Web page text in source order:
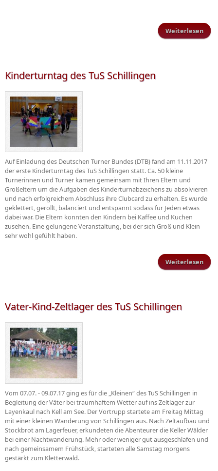
Weiterlesen
Kinderturntag des TuS Schillingen
Auf Einladung des Deutschen Turner Bundes (DTB) fand am 11.11.2017
der erste Kinderturntag des TuS Schillingen statt. Ca. 50 kleine
Turnerinnen und Turner kamen gemeinsam mit Ihren Eltern und
Großeltern um die Aufgaben des Kinderturnabzeichens zu absolvieren
und nach erfolgreichem Abschluss ihre Clubcard zu erhalten. Es wurde
geklettert, gerollt, balanciert und entspannt sodass für Jeden etwas
dabei war. Die Eltern konnten den Kindern bei Kaffee und Kuchen
zusehen. Eine gelungene Veranstaltung, bei der sich Groß und Klein
sehr wohl gefühlt haben.
Weiterlesen
Vater-Kind-Zeltlager des TuS Schillingen
Vom 07.07. - 09.07.17 ging es für die „Kleinen“ des TuS Schillingen in
Begleitung der Väter bei traumhaftem Wetter auf ins Zeltlager zur
Layenkaul nach Kell am See. Der Vortrupp startete am Freitag Mittag
mit einer kleinen Wanderung von Schillingen aus. Nach Zeltaufbau und
Stockbrot am Lagerfeuer, erkundeten die Abenteurer die Keller Wälder
bei einer Nachtwanderung. Mehr oder weniger gut ausgeschlafen und
nach gemeinsamem Frühstück, starteten alle Samstag morgens
gestärkt zum Kletterwald.